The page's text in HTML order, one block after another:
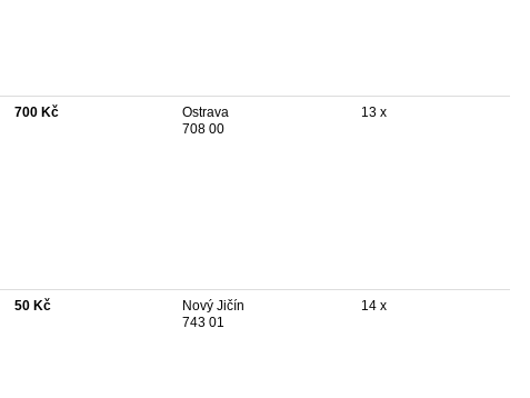
700 Kč
Ostrava
708 00
13 x
50 Kč
Nový Jičín
743 01
14 x